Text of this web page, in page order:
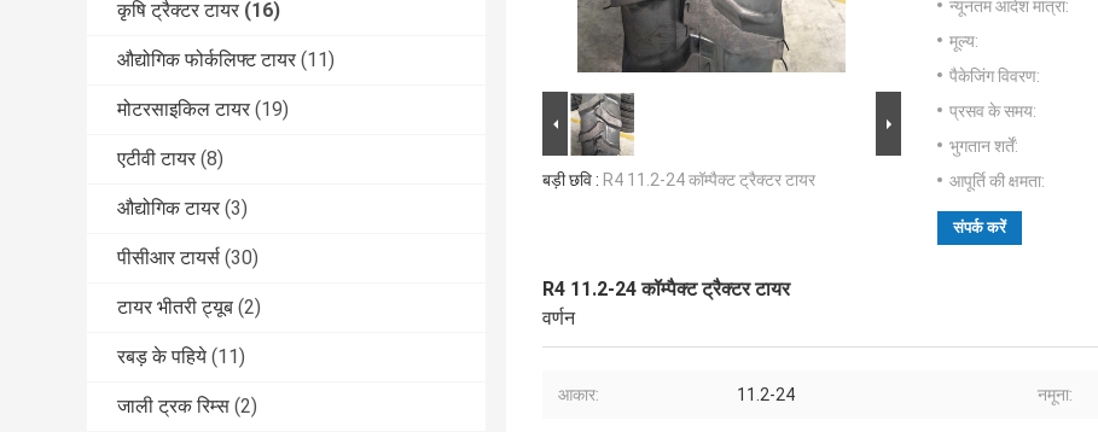
कृषि ट्रैक्टर टायर (16)
औद्योगिक फोर्कलिफ्ट टायर (11)
मोटरसाइकिल टायर (19)
एटीवी टायर (8)
औद्योगिक टायर (3)
पीसीआर टायर्स (30)
टायर भीतरी ट्यूब (2)
रबड़ के पहिये (11)
जाली ट्रक रिम्स (2)
बड़ी छवि : R4 11.2-24 कॉम्पैक्ट ट्रैक्टर टायर
न्यूनतम आदेश मात्रा:
मूल्य:
पैकेजिंग विवरण:
प्रसव के समय:
भुगतान शर्तें:
आपूर्ति की क्षमता:
संपर्क करें
R4 11.2-24 कॉम्पैक्ट ट्रैक्टर टायर
वर्णन
आकार: 11.2-24 नमूना: